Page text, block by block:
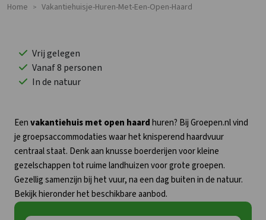
Home > Vakantiehuisje-Huren-Met-Een-Open-Haard
Vrij gelegen
Vanaf 8 personen
In de natuur
Eenvakantiehuis met open haardhuren? Bij Groepen.nl vind
je groepsaccommodaties waar het knisperend haardvuur
centraal staat. Denk aan knusse boerderijen voor kleine
gezelschappen tot ruime landhuizen voor grote groepen.
Gezellig samenzijn bij het vuur, na een dag buiten in de natuur.
Bekijk hieronder het beschikbare aanbod.